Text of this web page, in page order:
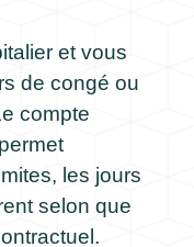
et vous
de congé ou
compte
les jours
selon que